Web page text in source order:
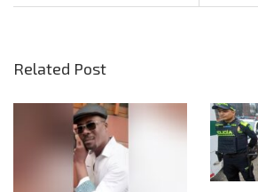
Related Post